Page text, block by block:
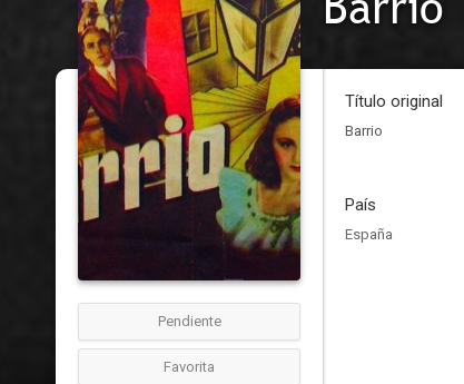
Pendiente
Favorita
Título original
Barrio
País
España